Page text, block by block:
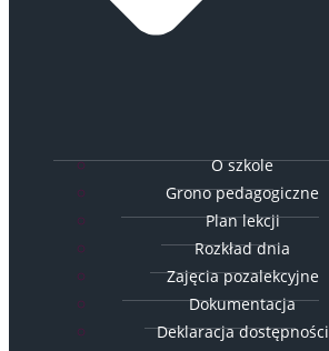
O szkole
Grono pedagogiczne
Plan lekcji
Rozkład dnia
Zajęcia pozalekcyjne
Dokumentacja
Deklaracja dostępności